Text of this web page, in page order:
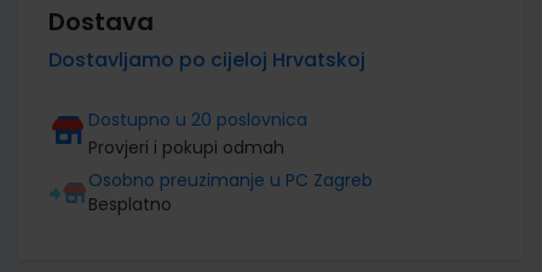
Dostava
Dostavljamo po cijeloj Hrvatskoj
Dostupno u 20 poslovnica
Provjeri i pokupi odmah
Osobno preuzimanje u PC Zagreb
Besplatno